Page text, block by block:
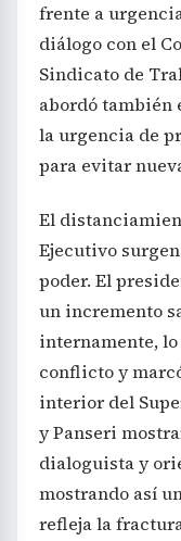
frente a
diálogo con el
Sindicato de
abordó
la urgencia de
para evitar
El
Ejecutivo
poder. El
un incremento
internamente,
conflicto y
interior del
y Panseri
dialoguista y
mostrando así
refleja la